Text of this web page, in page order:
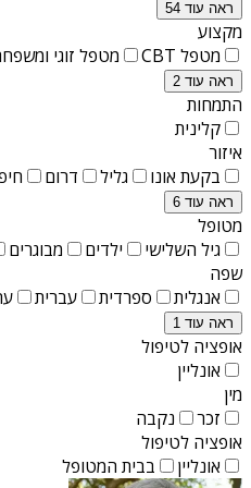
ראה עוד 54
מקצוע
מטפל CBT
מטפל זוגי
ראה עוד 2
התמחות
קלינית
איזור
בקעת אונו
גליל דרום
ראה עוד 6
מטופל
גיל השלישי
ילדים מבוגרים
שפה
אנגלית
ספרדית עברית
ראה עוד 1
אופציה לטיפול
אונליין
מין
זכר
נקבה
אופציה לטיפול
אונליין
בבית המטופל